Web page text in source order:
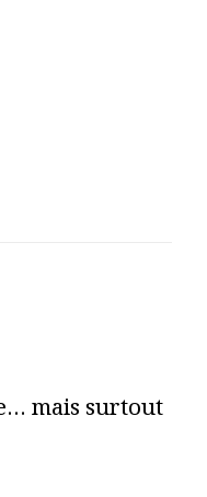
mais surtout